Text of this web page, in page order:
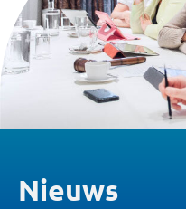
Nieuws